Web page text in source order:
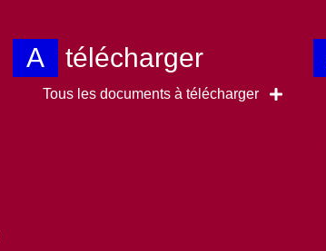
A télécharger
Tous les documents à télécharger